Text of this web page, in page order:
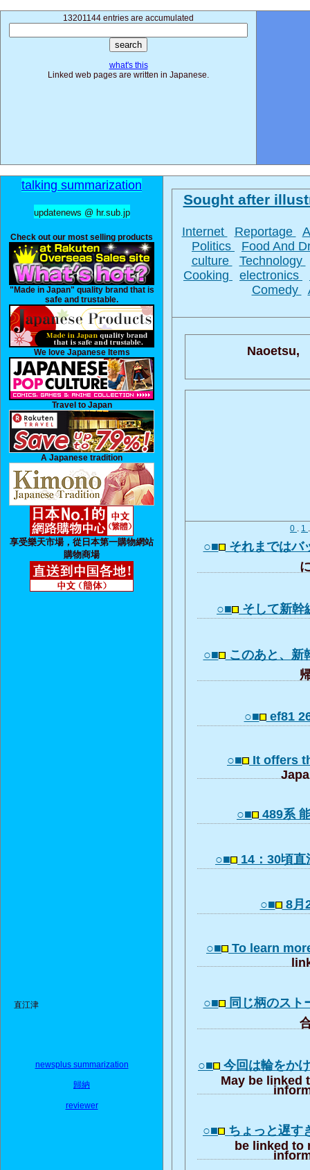
13201144 entries are accumulated
what's this
Linked web pages are written in Japanese.
talking summarization
updatenews @ hr.sub.jp
Check out our most selling products
"Made in Japan" quality brand that is
safe and trustable.
We love Japanese Items
Travel to Japan
A Japanese tradition
享受樂天市場，從日本第一購物網站
購物商場
直江津
newsplus summarization
歸納
reviewer
Sought after
Internet Reportage
Politics
Food And
culture
Technology
Cooking
electronics
Comedy
Naoetsu,
0 . 1
○■ それまでは
○■ そして新
○■ このあと、
○■ ef81
○■ It offers
○■ 489系
○■ 14：30頃
○■ 8月
○■ To learn
○■ 同じ柄のス
○■ 今回は輪をか
May be linked
○■ ちょっと遅
be linked to